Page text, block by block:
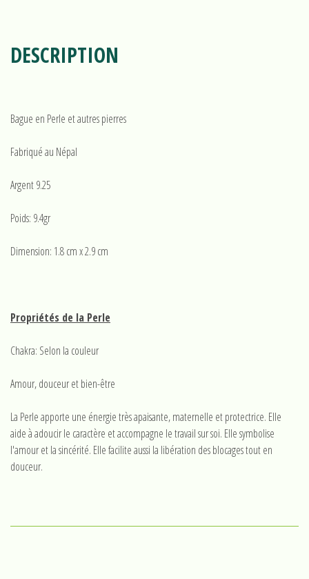
DESCRIPTION
Bague en Perle et autres pierres
Fabriqué au Népal
Argent 9.25
Poids: 9.4gr
Dimension: 1.8 cm x 2.9 cm
Propriétés de la Perle
Chakra: Selon la couleur
Amour, douceur et bien-être
La Perle apporte une énergie très apaisante, maternelle et protectrice. Elle
aide à adoucir le caractère et accompagne le travail sur soi. Elle symbolise
l'amour et la sincérité. Elle facilite aussi la libération des blocages tout en
douceur.